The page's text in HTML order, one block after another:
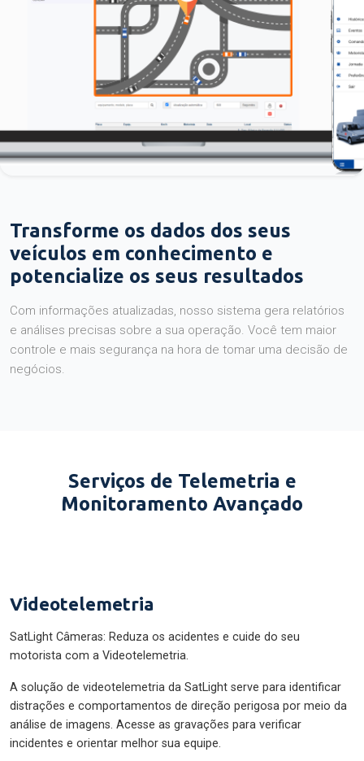
Transforme os dados dos seus
veículos em conhecimento e
potencialize os seus resultados
Com informações atualizadas, nosso sistema gera relatórios
e análises precisas sobre a sua operação. Você tem maior
controle e mais segurança na hora de tomar uma decisão de
negócios.
Serviços de Telemetria e
Monitoramento Avançado
Videotelemetria
SatLight Câmeras: Reduza os acidentes e cuide do seu
motorista com a Videotelemetria.
A solução de videotelemetria da SatLight serve para identificar
distrações e comportamentos de direção perigosa por meio da
análise de imagens. Acesse as gravações para verificar
incidentes e orientar melhor sua equipe.